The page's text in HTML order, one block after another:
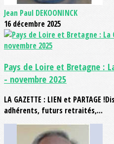
Jean Paul DEKOONINCK
16 décembre 2025
Pays de Loire et Bretagne :
- novembre 2025
LA GAZETTE : LIEN et
adhérents, futurs retraités,...